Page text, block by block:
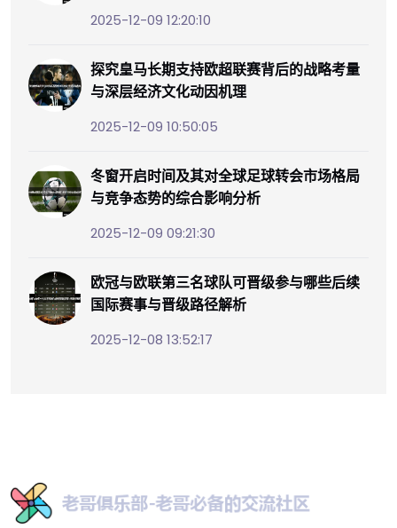
2025-12-09 12:20:10
探究皇马长期支持欧超联赛背后的战略考量
与深层经济文化动因机理
2025-12-09 10:50:05
冬窗开启时间及其对全球足球转会市场格局
与竞争态势的综合影响分析
2025-12-09 09:21:30
欧冠与欧联第三名球队可晋级参与哪些后续
国际赛事与晋级路径解析
2025-12-08 13:52:17